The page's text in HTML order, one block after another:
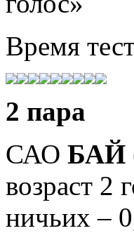
Время
2 пара
САО БАЙ
возраст 2
ничьих –